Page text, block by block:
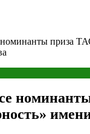
приза